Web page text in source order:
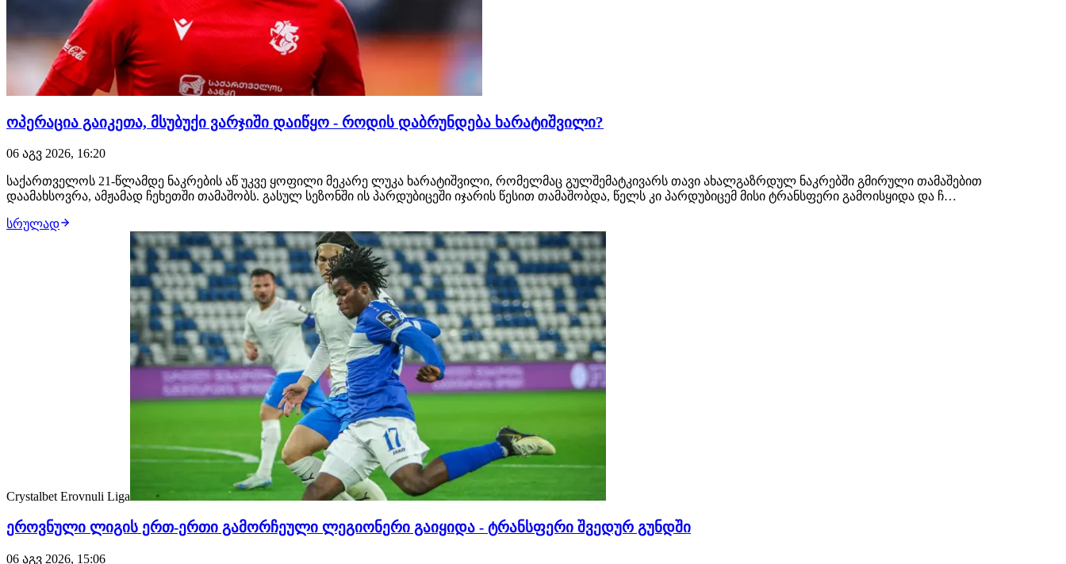
ოპერაცია გაიკეთა, მსუბუქი ვარჯიში დაიწყო - როდის დაბრუნდება ხარატიშვილი?
06 აგვ 2026, 16:20
საქართველოს 21-წლამდე ნაკრების აწ უკვე ყოფილი მეკარე ლუკა ხარატიშვილი, რომელმაც გულშემატკივარს თავი ახალგაზრდულ ნაკრებში გმირული თამაშებით
დაამახსოვრა, ამჟამად ჩეხეთში თამაშობს. გასულ სეზონში ის პარდუბიცეში იჯარის წესით თამაშობდა, წელს კი პარდუბიცემ მისი ტრანსფერი გამოისყიდა და ჩ…
სრულად
Crystalbet Erovnuli Liga
ეროვნული ლიგის ერთ-ერთი გამორჩეული ლეგიონერი გაიყიდა - ტრანსფერი შვედურ გუნდში
06 აგვ 2026, 15:06